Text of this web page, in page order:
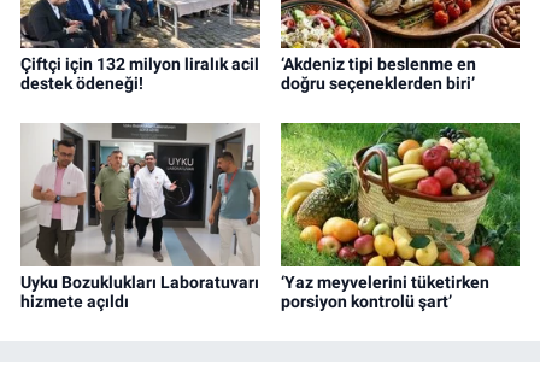
Çiftçi için 132 milyon liralık acil
destek ödeneği!
‘Akdeniz tipi beslenme en
doğru seçeneklerden biri’
Uyku Bozuklukları Laboratuvarı
hizmete açıldı
‘Yaz meyvelerini tüketirken
porsiyon kontrolü şart’